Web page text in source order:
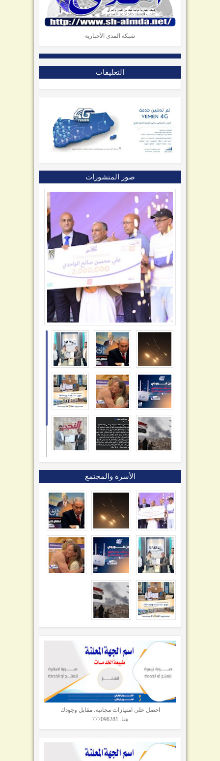
شبكة المدى الأخبارية
التعليقات
صور المنشورات
الأسرة والمجتمع
احصل على امتيازات مجانية، مقابل وجودك
هنا..777098281